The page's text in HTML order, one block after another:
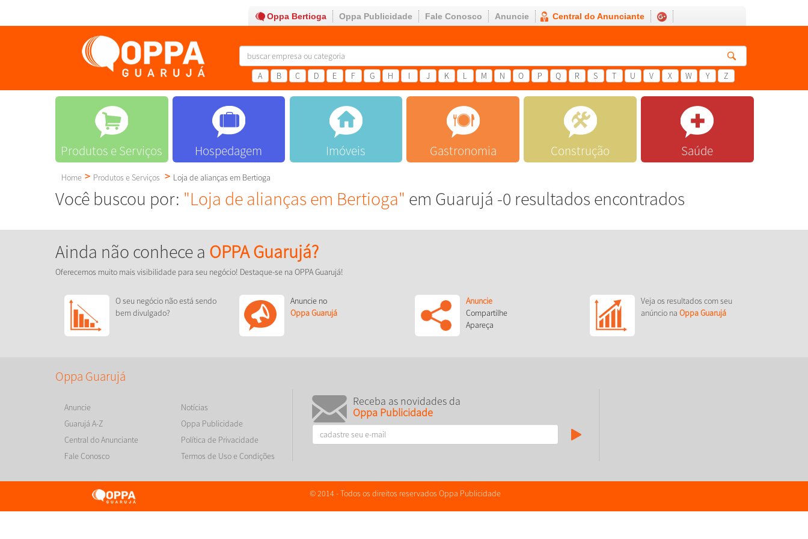
Oppa Bertioga Oppa Publicidade Fale Conosco Anuncie Central do Anunciante
A B C D E F G H I J K L M N O P Q R S T U V X W Y Z
Produtos e Serviços Hospedagem Imóveis Gastronomia Construção Saúde
Home Produtos e Serviços Loja de alianças em Bertioga
Você buscou por: "Loja de alianças em Bertioga" em Guarujá -0 resultados encontrados
Ainda não conhece a OPPA Guarujá?
Oferecemos muito mais visibilidade para seu negócio! Destaque-se na OPPA Guarujá!
O seu negócio não está sendo
bem divulgado?
Anuncie no
Oppa Guarujá
Anuncie
Compartilhe
Apareça
Veja os resultados com seu
anúncio na Oppa Guarujá
Oppa Guarujá
Anuncie
Guarujá A-Z
Central do Anunciante
Fale Conosco
Notícias
Oppa Publicidade
Política de Privacidade
Termos de Uso e Condições
Receba as novidades da
Oppa Publicidade
© 2014 - Todos os direitos reservados Oppa Publicidade